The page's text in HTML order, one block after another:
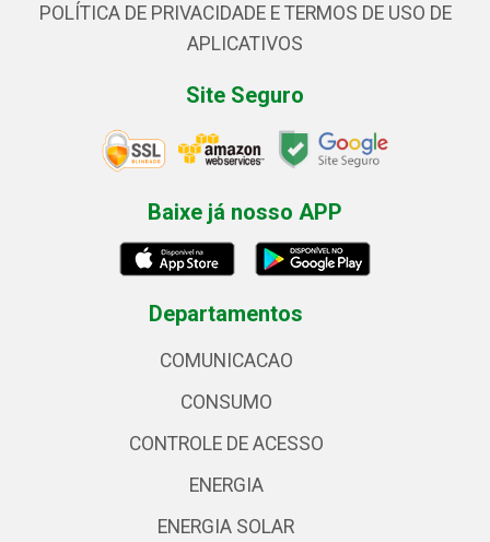
POLÍTICA DE PRIVACIDADE E TERMOS DE USO DE
APLICATIVOS
Site Seguro
Baixe já nosso APP
Departamentos
COMUNICACAO
CONSUMO
CONTROLE DE ACESSO
ENERGIA
ENERGIA SOLAR